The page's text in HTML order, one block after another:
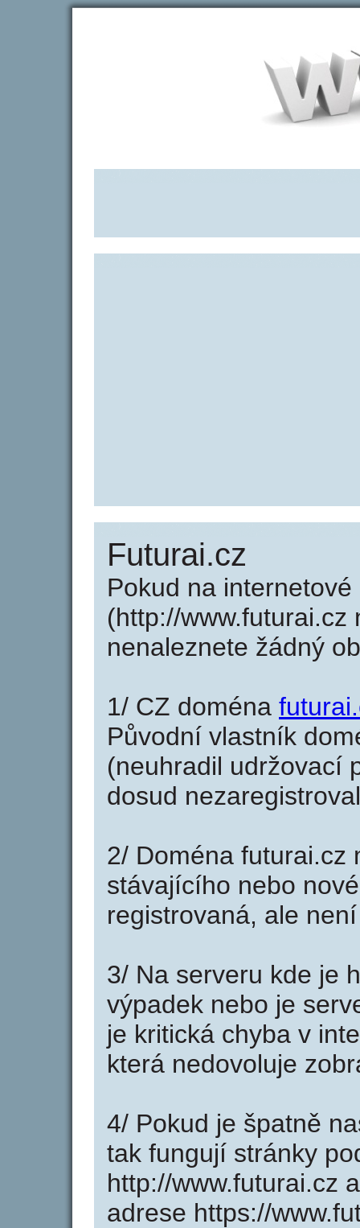
Futurai.cz
Pokud na
(http://www.futurai.cz
nenaleznete žádný
1/ CZ doména
Původní vlastník
(neuhradil udržovací
dosud
2/ Doména futurai.cz
stávajícího nebo
registrovaná, ale
3/ Na serveru kde je
výpadek nebo je
je kritická chyba v
která nedovoluje
4/ Pokud je špatně
tak fungují stránky
http://www.futurai.cz
adrese https://